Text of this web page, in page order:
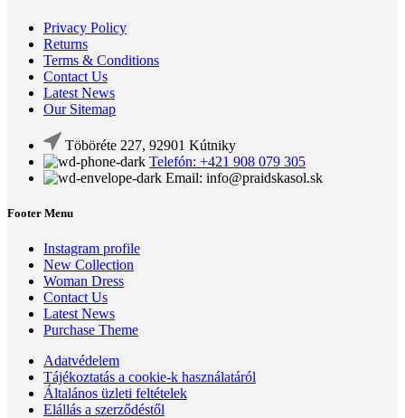
Privacy Policy
Returns
Terms & Conditions
Contact Us
Latest News
Our Sitemap
Töböréte 227, 92901 Kútniky
Telefón: +421 908 079 305
Email: info@praidskasol.sk
Footer Menu
Instagram profile
New Collection
Woman Dress
Contact Us
Latest News
Purchase Theme
Adatvédelem
Tájékoztatás a cookie-k használatáról
Általános üzleti feltételek
Elállás a szerződéstől